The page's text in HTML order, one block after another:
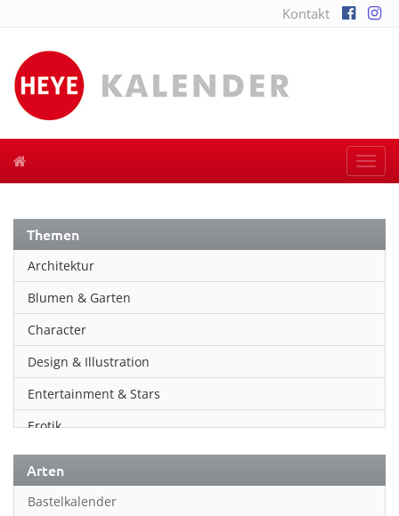
Kontakt
Themen
Architektur
Blumen & Garten
Character
Design & Illustration
Entertainment & Stars
Erotik
Essen & Trinken
Familienplaner
Arten
Bastelkalender